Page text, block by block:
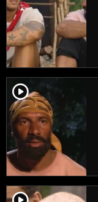
player2